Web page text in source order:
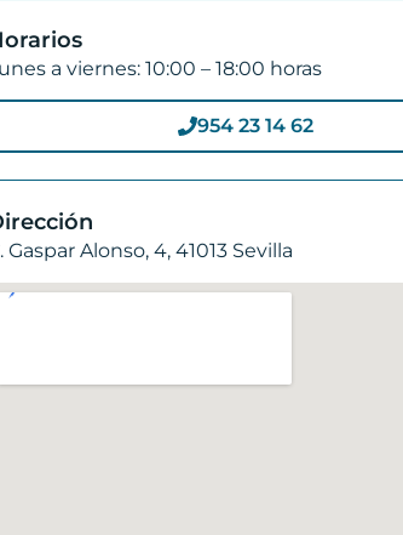
a viernes: 10:00 – 18:00 horas
954 23 14 62
Gaspar Alonso, 4, 41013 Sevilla